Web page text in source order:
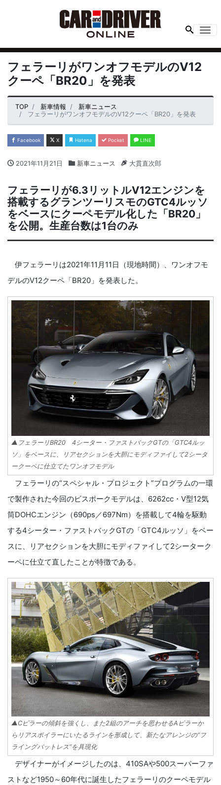
フェラーリがワンオフモデルのV12
クーペ「BR20」を発表
TOP 新車情報
新車ニュース
フェラーリがワンオフモデルのV12クーペ「BR20」を発表
Facebook X Hatena Pocket LINE
2021年11月21日 新車ニュース 大貫直次郎
フェラーリが6.3リットルV12エンジンを
搭載するグランツーリスモのGTC4ルッソ
をベースにクーペモデル化した「BR20」
を公開。生産台数は1台のみ
伊フェラーリは2021年11月11日（現地時間）、ワンオフモ
デルのV12クーペ「BR20」を発表した。
▲フェラーリBR20 4シーター・ファストバックGTの「GTC4ルッ
ソ」をベースに、リアセクションを大胆にモディファイして2シータ
ークーペに仕立てたワンオフモデル
フェラーリの“スペシャル・プロジェクト”プログラムの一環
で製作された今回のビスポークモデルは、6262cc・V型12気
筒DOHCエンジン（690ps／697Nm）を搭載して4輪を駆動
する4シーター・ファストバックGTの「GTC4ルッソ」をベー
スに、リアセクションを大胆にモディファイして2シーターク
ーペに仕立て直したことが特徴である。
▲Cピラーの傾斜を強くし、また2組のアーチを思わせるAピラーか
らリアスポイラーにいたるラインを形成して、新たなアレンジの“フ
ライングバットレス”を具現化
デザイナーがイメージしたのは、410SAや500スーパーファ
ストなど1950～60年代に誕生したフェラーリのクーペモデル